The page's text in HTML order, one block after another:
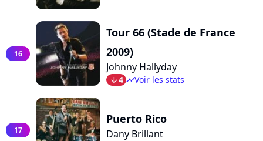
16
Tour 66 (Stade de France
2009)
Johnny Hallyday
arrow_bot4 timelineVoir les stats
17
Puerto Rico
Dany Brillant